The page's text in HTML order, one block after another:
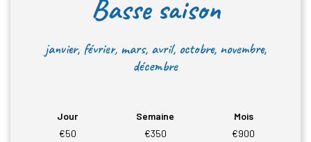
Basse saison
janvier, février, mars, avril, octobre, novembre,
décembre
Jour
€50
Semaine
€350
Mois
€900